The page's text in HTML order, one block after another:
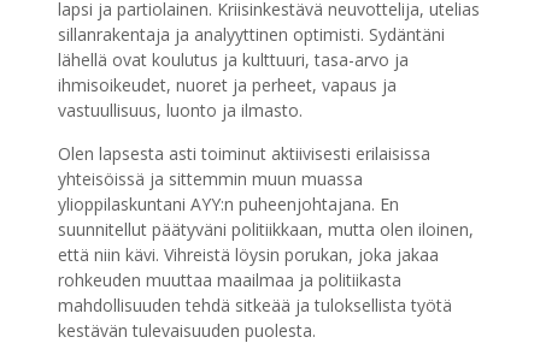
lapsi ja partiolainen. Kriisinkestävä neuvottelija, utelias
sillanrakentaja ja analyyttinen optimisti. Sydäntäni
lähellä ovat koulutus ja kulttuuri, tasa-arvo ja
ihmisoikeudet, nuoret ja perheet, vapaus ja
vastuullisuus, luonto ja ilmasto.
Olen lapsesta asti toiminut aktiivisesti erilaisissa
yhteisöissä ja sittemmin muun muassa
ylioppilaskuntani AYY:n puheenjohtajana. En
suunnitellut päätyväni politiikkaan, mutta olen iloinen,
että niin kävi. Vihreistä löysin porukan, joka jakaa
rohkeuden muuttaa maailmaa ja politiikasta
mahdollisuuden tehdä sitkeää ja tuloksellista työtä
kestävän tulevaisuuden puolesta.